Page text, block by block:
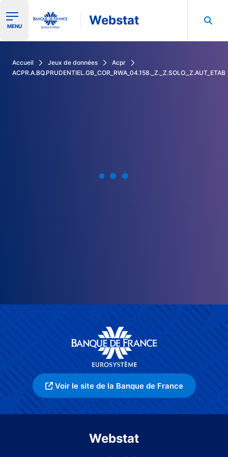
Ouvrir le menu de navigation
MENU Webstat
Accueil Jeux de données
Acpr
ACPR.A.BQ.PRUDENTIEL.GB_COR_RWA_04.158._Z._Z.SOLO._Z.AUT_ETAB
Voir le site de la Banque de France
Webstat